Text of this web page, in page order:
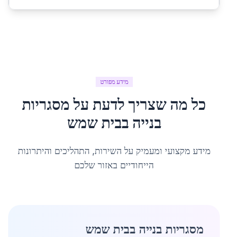
מידע מפורט
כל מה שצריך לדעת עלמסגריות
בנייה בבית שמש
מידע מקצועי ומעמיק על השירות, התהליכים והיתרונות
הייחודיים באזור שלכם
מסגריות בנייה בבית שמש